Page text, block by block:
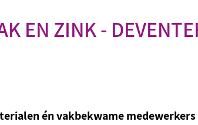
EN ZINK -
én vakbekwame medewerkers